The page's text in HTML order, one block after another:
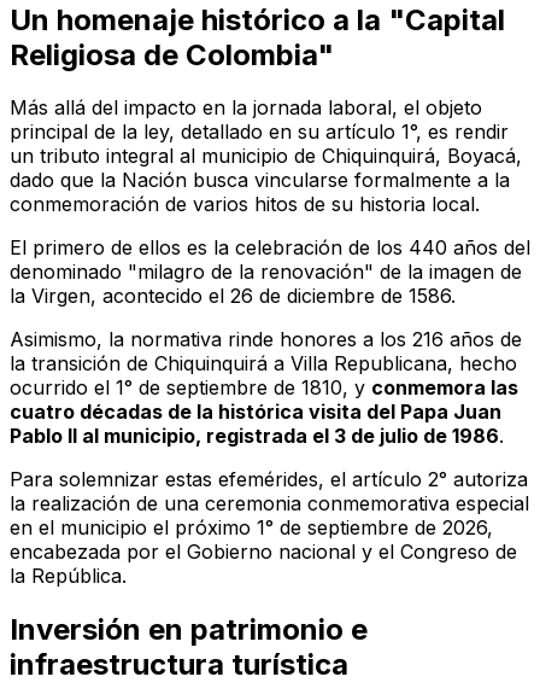
Un homenaje histórico a la "Capital
Religiosa de Colombia"
Más allá del impacto en la jornada laboral, el objeto
principal de la ley, detallado en su artículo 1°, es rendir
un tributo integral al municipio de Chiquinquirá, Boyacá,
dado que la Nación busca vincularse formalmente a la
conmemoración de varios hitos de su historia local.
El primero de ellos es la celebración de los 440 años del
denominado "milagro de la renovación" de la imagen de
la Virgen, acontecido el 26 de diciembre de 1586.
Asimismo, la normativa rinde honores a los 216 años de
la transición de Chiquinquirá a Villa Republicana, hecho
ocurrido el 1° de septiembre de 1810, y conmemora las
cuatro décadas de la histórica visita del Papa Juan
Pablo II al municipio, registrada el 3 de julio de 1986.
Para solemnizar estas efemérides, el artículo 2° autoriza
la realización de una ceremonia conmemorativa especial
en el municipio el próximo 1° de septiembre de 2026,
encabezada por el Gobierno nacional y el Congreso de
la República.
Inversión en patrimonio e
infraestructura turística